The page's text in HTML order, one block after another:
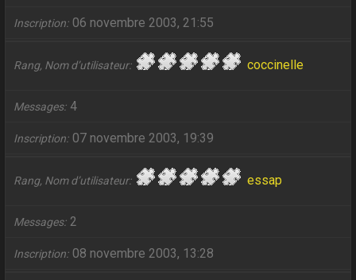
Inscription 06 novembre 2003, 21:55
Rang, Nom d’utilisateur coccinelle
Messages 4
Inscription 07 novembre 2003, 19:39
Rang, Nom d’utilisateur essap
Messages 2
Inscription 08 novembre 2003, 13:28